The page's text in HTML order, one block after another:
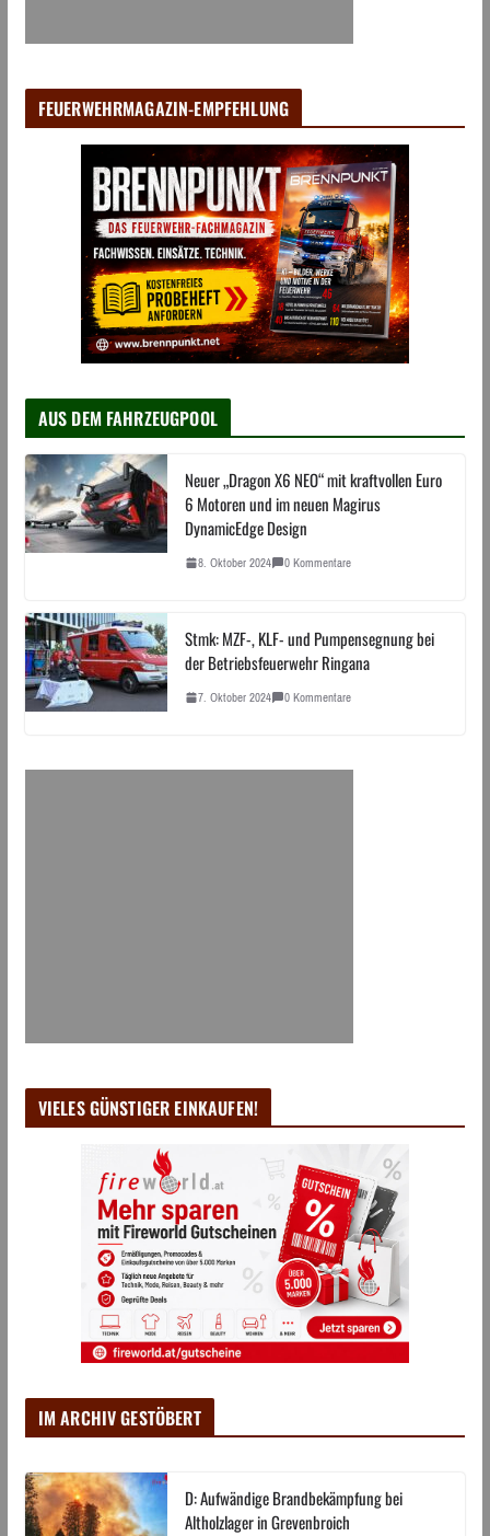
FEUERWEHRMAGAZIN-EMPFEHLUNG
AUS DEM FAHRZEUGPOOL
Neuer „Dragon X6 NEO“ mit kraftvollen Euro
6 Motoren und im neuen Magirus
DynamicEdge Design
8. Oktober 2024 0 Kommentare
Stmk: MZF-, KLF- und Pumpensegnung bei
der Betriebsfeuerwehr Ringana
7. Oktober 2024 0 Kommentare
VIELES GÜNSTIGER EINKAUFEN!
IM ARCHIV GESTÖBERT
D: Aufwändige Brandbekämpfung bei
Altholzlager in Grevenbroich